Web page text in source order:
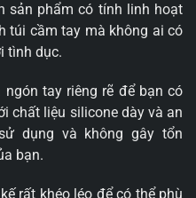
sản phẩm có tính linh hoạt
túi cầm tay mà không ai có
tình dục.
tay riêng rẽ để bạn có
chất liệu silicone dày và an
dụng và không gây tổn
bạn.
rất khéo léo để có thể phù